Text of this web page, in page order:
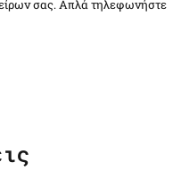
σας. Απλά τηλεφωνήστε